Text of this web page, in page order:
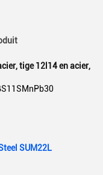
,tige 12l14 en acier,
SUM22L